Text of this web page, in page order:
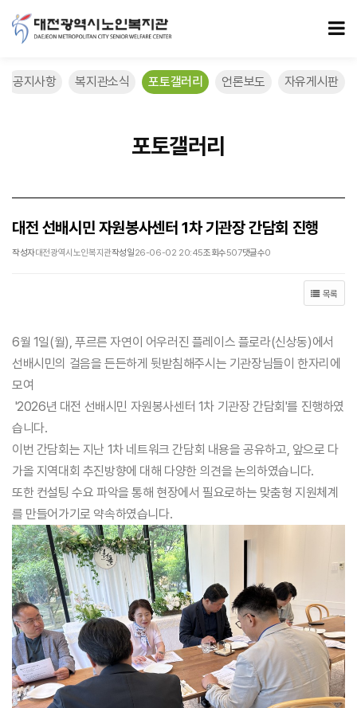
대전 선배시민 자원봉사센터 1차 기관장 간담회 진행 > 포토갤러리
공지사항 복지관소식 포토갤러리 언론보도 자유게시판
포토갤러리
대전 선배시민 자원봉사센터 1차 기관장 간담회 진행
작성자대전광역시노인복지관작성일26-06-02 20:45조회수507댓글수0
목록
6월 1일(월), 푸르른 자연이 어우러진 플레이스 플로라(신상동)에서
선배시민의 걸음을 든든하게 뒷받침해주시는 기관장님들이 한자리에
모여
'2026년 대전 선배시민 자원봉사센터 1차 기관장 간담회'를 진행하였
습니다.
이번 간담회는 지난 1차 네트워크 간담회 내용을 공유하고, 앞으로 다
가올 지역대회 추진방향에 대해 다양한 의견을 논의하였습니다.
또한 컨설팅 수요 파악을 통해 현장에서 필요로하는 맞춤형 지원체계
를 만들어가기로 약속하였습니다.